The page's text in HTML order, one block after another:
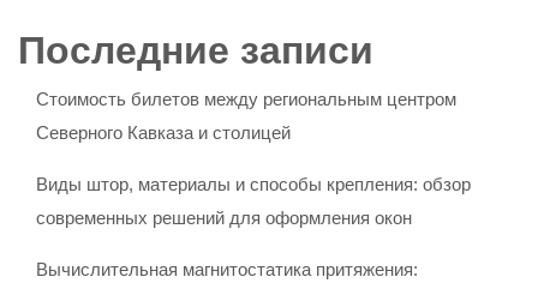
Последние записи
Стоимость билетов между региональным центром
Северного Кавказа и столицей
Виды штор, материалы и способы крепления: обзор
современных решений для оформления окон
Вычислительная магнитостатика притяжения: